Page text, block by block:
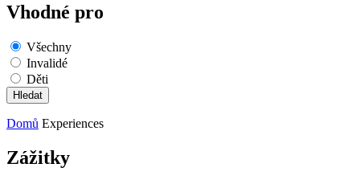
Vhodné pro
Všechny
Invalidé
Děti
Domů Experiences
Zážitky